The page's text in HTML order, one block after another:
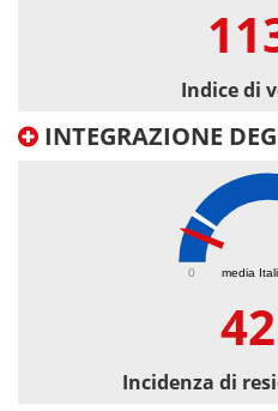
Indice di
INTEGRAZIONE
media
0
Incidenza di